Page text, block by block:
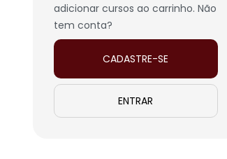
adicionar cursos ao carrinho. Não
tem conta?
CADASTRE-SE
ENTRAR